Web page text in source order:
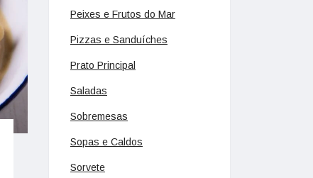
Peixes e Frutos do Mar
Pizzas e Sanduíches
Prato Principal
Saladas
Sobremesas
Sopas e Caldos
Sorvete